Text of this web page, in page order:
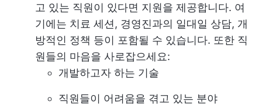
고 있는 직원이 있다면 지원을 제공합니다. 여
기에는 치료 세션, 경영진과의 일대일 상담, 개
방적인 정책 등이 포함될 수 있습니다. 또한 직
원들의 마음을 사로잡으세요:
개발하고자 하는 기술
직원들이 어려움을 겪고 있는 분야